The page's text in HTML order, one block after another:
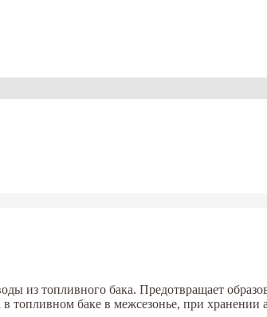
из топливного бака. Предотвращает
топливном баке в межсезонье, при